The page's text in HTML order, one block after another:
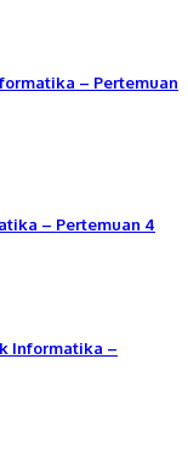
– Pertemuan
– Pertemuan 4
Informatika –